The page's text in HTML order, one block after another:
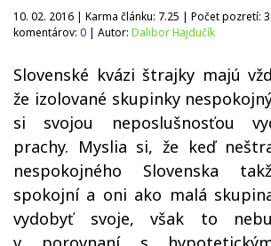
10. 02. 2016 | Karma článku: 7.25 | Počet pozretí:
komentárov: 0 | Autor: Dalibor Hajdučík
Slovenské kvázi štrajky majú
že izolované skupinky
si svojou neposlušnosťou
prachy. Myslia si, že keď
nespokojného Slovenska
spokojní a oni ako malá
vydobyť svoje, však to